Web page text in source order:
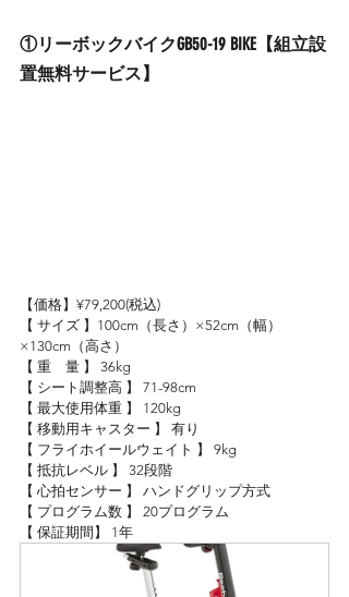
①リーボックバイクGB50-19 BIKE【組立設
置無料サービス】
【価格】¥79,200(税込)
【 サイズ 】100cm（長さ）×52cm（幅）
×130cm（高さ）
【 重　量 】 36kg
【 シート調整高 】 71-98cm
【 最大使用体重 】 120kg
【 移動用キャスター 】 有り
【 フライホイールウェイト 】 9kg
【 抵抗レベル 】 32段階
【 心拍センサー 】 ハンドグリップ方式
【 プログラム数 】 20プログラム
【 保証期間】 1年